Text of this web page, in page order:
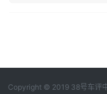
Copyright © 2019 38号车评